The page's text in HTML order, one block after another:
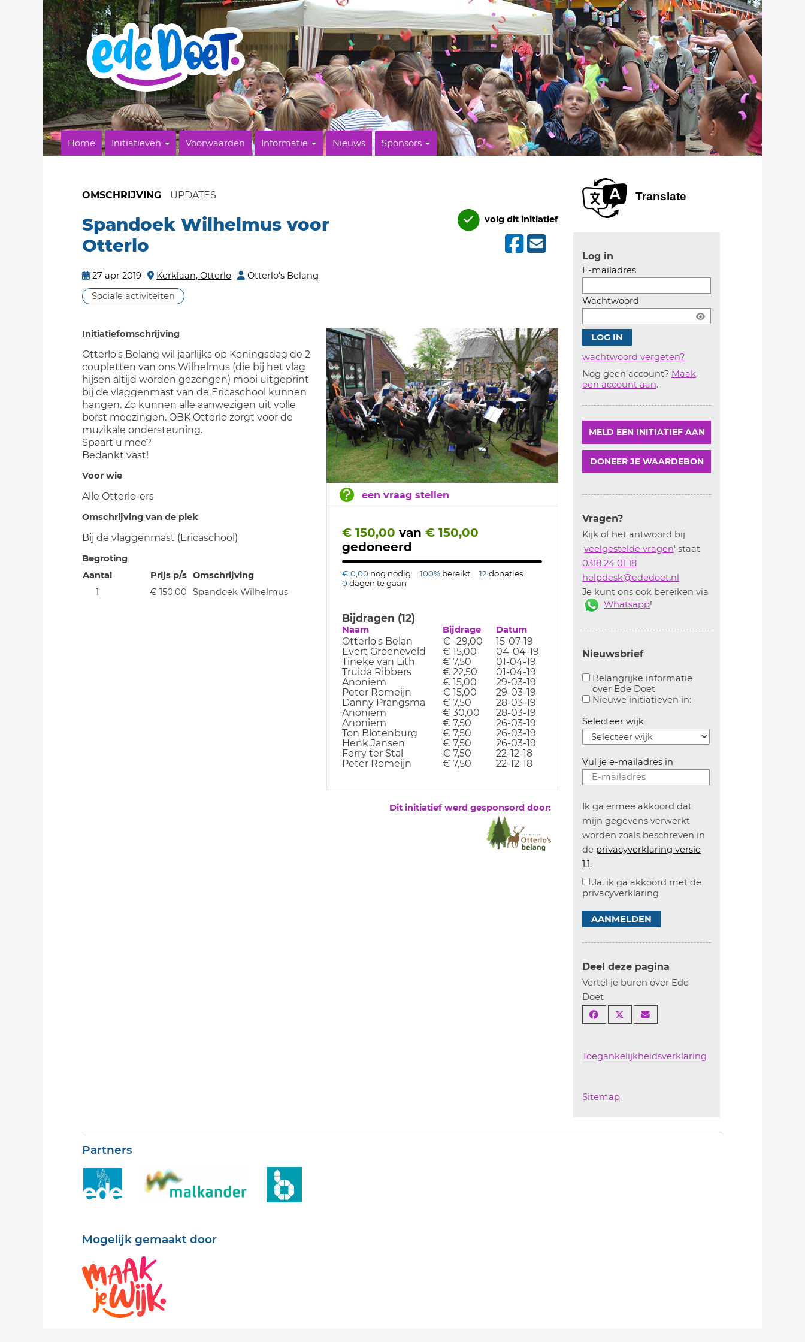
Home Initiatieven Voorwaarden Informatie Nieuws Sponsors
OMSCHRIJVING UPDATES
Spandoek Wilhelmus voor
Otterlo
27 apr 2019 Kerklaan, Otterlo
Otterlo's Belang
Sociale activiteiten
volg dit initiatief
een vraag stellen
€ 150,00 van € 150,00
gedoneerd
€ 0,00 nog nodig 100% bereikt 12 donaties
0dagen te gaan
Bijdragen (12)
Naam Bijdrage Datum
Otterlo's Belan € -29,00
15-07-19
Evert Groeneveld
€ 15,00
04-04-19
Tineke van Lith
€ 7,50
01-04-19
Truida Ribbers
€ 22,50
01-04-19
Anoniem
€ 15,00
29-03-19
Peter Romeijn
€ 15,00
29-03-19
Danny Prangsma
€ 7,50
28-03-19
Anoniem
€ 30,00
28-03-19
Anoniem
€ 7,50
26-03-19
Ton Blotenburg
€ 7,50
26-03-19
Henk Jansen
€ 7,50
26-03-19
Ferry ter Stal
€ 7,50
22-12-18
Peter Romeijn
€ 7,50 22-12-18
Dit initiatief werd gesponsord door:
Initiatiefomschrijving
Otterlo's Belang wil jaarlijks op Koningsdag de 2
coupletten van ons Wilhelmus (die bij het vlag
hijsen altijd worden gezongen) mooi uitgeprint
bij de vlaggenmast van de Ericaschool kunnen
hangen. Zo kunnen alle aanwezigen uit volle
borst meezingen. OBK Otterlo zorgt voor de
muzikale ondersteuning.
Spaart u mee?
Bedankt vast!
Voor wie
Alle Otterlo-ers
Omschrijving van de plek
Bij de vlaggenmast (Ericaschool)
Begroting
Aantal
Prijs p/s Omschrijving
1
€ 150,00 Spandoek Wilhelmus
Translate
Log in
E-mailadres
Wachtwoord
wachtwoord vergeten?
Nog geen account? Maak
een account aan.
MELD EEN INITIATIEF AAN
DONEER JE WAARDEBON
Vragen?
Kijk of het antwoord bij
'veelgestelde vragen' staat
0318 24 01 18
helpdesk@ededoet.nl
Je kunt ons ook bereiken via
Whatsapp!
Nieuwsbrief
Belangrijke informatie
over Ede Doet
Aanvinken om belangrijke informatie over
Nieuwe initiatieven in:Aanvinken om
Selecteer wijk
Vul je e-mailadres in
Ik ga ermee akkoord dat
mijn gegevens verwerkt
worden zoals beschreven in
de privacyverklaring versie
1.1.
Ja, ik ga akkoord met de
privacyverklaring
AANMELDEN
Deel deze pagina
Vertel je buren over Ede
Doet
Toegankelijkheidsverklaring
Sitemap
Partners
Mogelijk gemaakt door